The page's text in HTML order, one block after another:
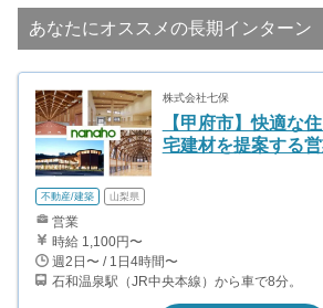
あなたにオススメの長期インターン
株式会社七保
【甲府市】快適な
宅建材を提案する
不動産/建築 山梨県
営業
時給 1,100円〜
週2日〜 / 1日4時間〜
石和温泉駅（JR中央本線）から車で8分。